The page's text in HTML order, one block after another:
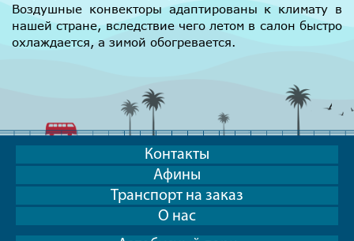
Воздушные конвекторы адаптированы к климату в
нашей стране, вследствие чего летом в салон быстро
охлаждается, а зимой обогревается.
Контакты
Афины
Транспорт на заказ
О нас